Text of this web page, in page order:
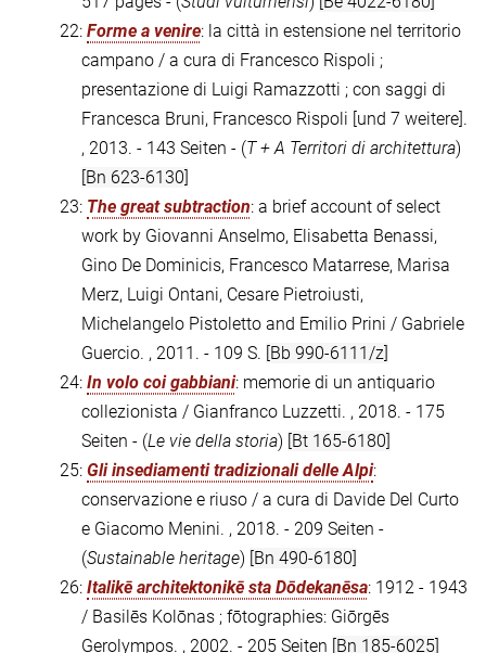
22: Forme a venire: la città in estensione nel territorio
campano / a cura di Francesco Rispoli ;
presentazione di Luigi Ramazzotti ; con saggi di
Francesca Bruni, Francesco Rispoli [und 7 weitere].
, 2013. - 143 Seiten - (T + A Territori di architettura)
[Bn 623-6130]
23: The great subtraction: a brief account of select
work by Giovanni Anselmo, Elisabetta Benassi,
Gino De Dominicis, Francesco Matarrese, Marisa
Merz, Luigi Ontani, Cesare Pietroiusti,
Michelangelo Pistoletto and Emilio Prini / Gabriele
Guercio. , 2011. - 109 S. [Bb 990-6111/z]
24: In volo coi gabbiani: memorie di un antiquario
collezionista / Gianfranco Luzzetti. , 2018. - 175
Seiten - (Le vie della storia) [Bt 165-6180]
25: Gli insediamenti tradizionali delle Alpi:
conservazione e riuso / a cura di Davide Del Curto
e Giacomo Menini. , 2018. - 209 Seiten -
(Sustainable heritage) [Bn 490-6180]
26: Italikē architektonikē sta Dōdekanēsa: 1912 - 1943
/ Basilēs Kolōnas ; fōtographies: Giōrgēs
Gerolympos. , 2002. - 205 Seiten [Bn 185-6025]